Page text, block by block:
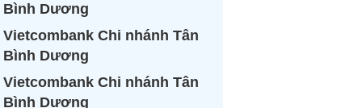
Bình Dương
Vietcombank Chi nhánh Tân
Bình Dương
Vietcombank Chi nhánh Tân
Bình Dương